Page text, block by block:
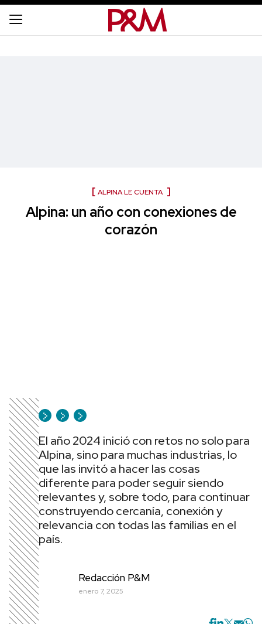
ALPINA LE CUENTA
Alpina: un año con conexiones de
corazón
El año 2024 inició con retos no solo para
Alpina, sino para muchas industrias, lo
que las invitó a hacer las cosas
diferente para poder seguir siendo
relevantes y, sobre todo, para continuar
construyendo cercanía, conexión y
relevancia con todas las familias en el
país.
Redacción P&M
enero 7, 2025